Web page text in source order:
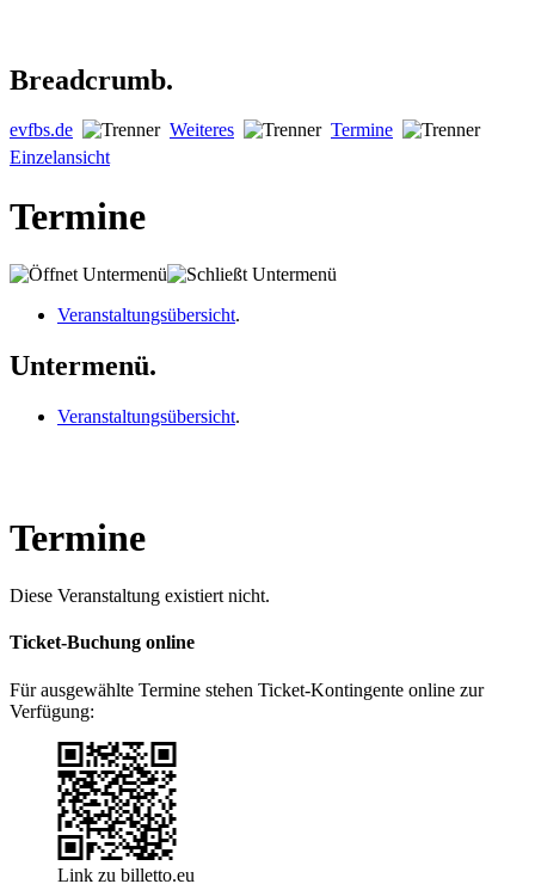
Breadcrumb.
evfbs.de Weiteres
Termine
Einzelansicht
Termine
Veranstaltungsübersicht.
Untermenü.
Veranstaltungsübersicht.
Termine
Diese Veranstaltung existiert nicht.
Ticket-Buchung online
Für ausgewählte Termine stehen Ticket-Kontingente online zur
Verfügung:
Link zu billetto.eu